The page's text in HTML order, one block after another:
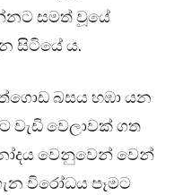
සමත් වූයේ
සිටියේ ය.
බසය හඹා යන
වෙලාවක් ගත
වෙනුවෙන් වෙන්
විරෝධය පෑමට